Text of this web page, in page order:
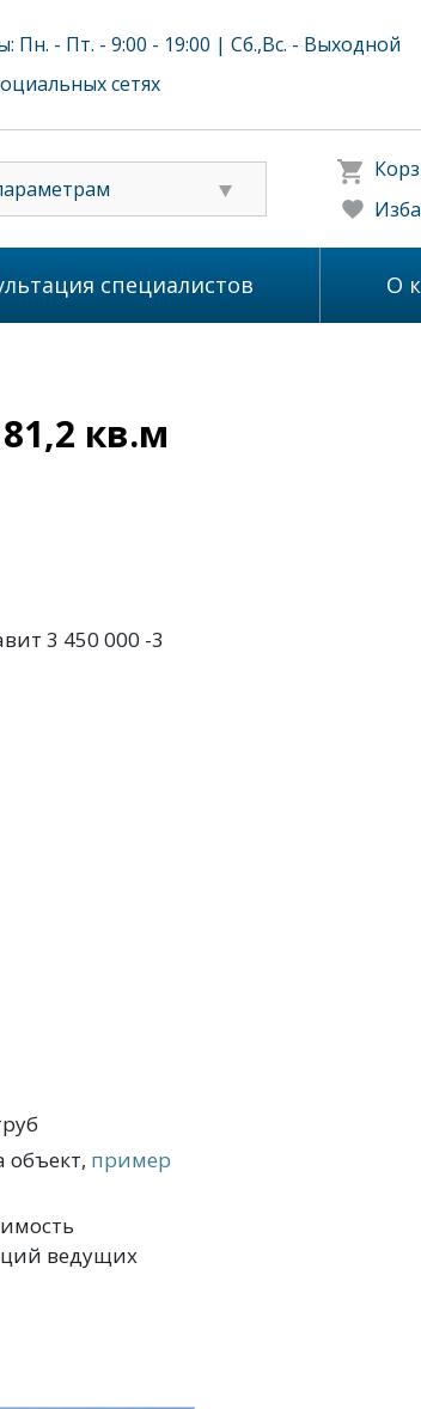
Пн. - Пт. - 9:00 - 19:00 | Сб.,Вс. - Выходной
сетях
специалистов О
кв.м
3 450 000 -3
объект, пример
ведущих